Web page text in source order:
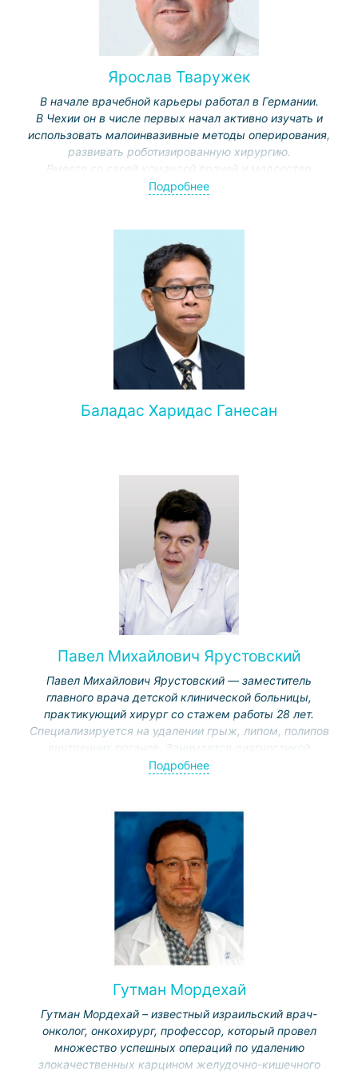
Ярослав Тваружек
В начале врачебной карьеры работал в Германии.
В Чехии он в числе первых начал активно изучать и
использовать малоинвазивные методы оперирования,
развивать роботизированную хирургию.
Вместе со своей командой врачей и медсестер
ежегодно проводит больше всего операций на роботе
Подробнее
Баладас Харидас Ганесан
Павел Михайлович Ярустовский
Павел Михайлович Ярустовский — заместитель
главного врача детской клинической больницы,
практикующий хирург со стажем работы 28 лет.
Специализируется на удалении грыж, липом, полипов
внутренних органов. Занимается диагностикой
заболеваний брюшной полости, малого таза и
Подробнее
Гутман Мордехай
Гутман Мордехай – известный израильский врач-
онколог, онкохирург, профессор, который провел
множество успешных операций по удалению
злокачественных карцином желудочно-кишечного